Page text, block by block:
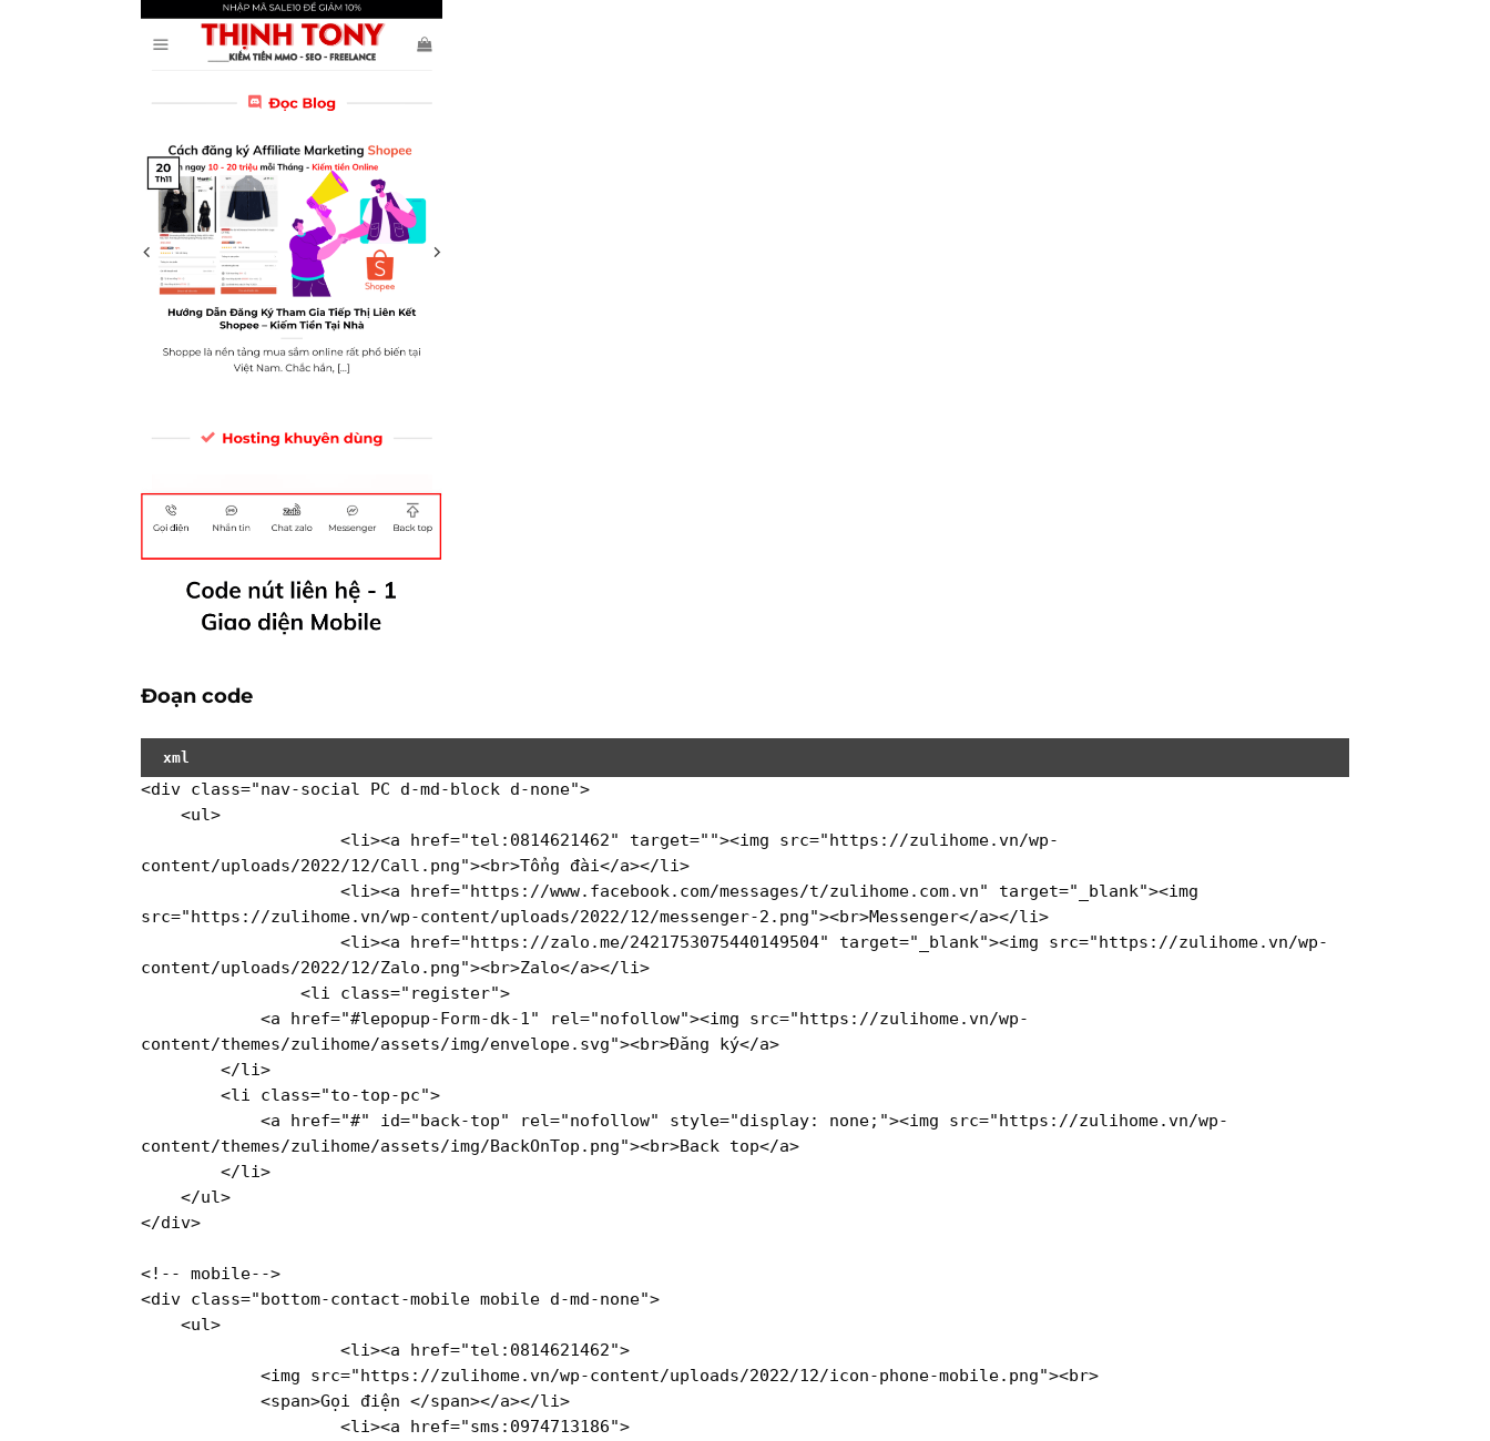
Đoạn code
xml
<div class="nav-social PC d-md-block d-none">
<ul>
<li><a href="tel:0814621462" target=""><img src="https://zulihome.vn/wp-
content/uploads/2022/12/Call.png"><br>Tổng đài</a></li>
<li><a href="https://www.facebook.com/messages/t/zulihome.com.vn" target="_blank"><img
src="https://zulihome.vn/wp-content/uploads/2022/12/messenger-2.png"><br>Messenger</a></li>
<li><a href="https://zalo.me/2421753075440149504" target="_blank"><img src="https://zulihome.vn/wp-
content/uploads/2022/12/Zalo.png"><br>Zalo</a></li>
<li class="register">
<a href="#lepopup-Form-dk-1" rel="nofollow"><img src="https://zulihome.vn/wp-
content/themes/zulihome/assets/img/envelope.svg"><br>Đăng ký</a>
</li>
<li class="to-top-pc">
<a href="#" id="back-top" rel="nofollow" style="display: none;"><img src="https://zulihome.vn/wp-
content/themes/zulihome/assets/img/BackOnTop.png"><br>Back top</a>
</li>
</ul>
</div>
<!-- mobile-->
<div class="bottom-contact-mobile mobile d-md-none">
<ul>
<li><a href="tel:0814621462">
<img src="https://zulihome.vn/wp-content/uploads/2022/12/icon-phone-mobile.png"><br>
<span>Gọi điện </span></a></li>
<li><a href="sms:0974713186">